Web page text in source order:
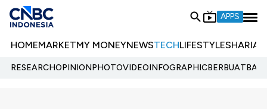
APPS
HOMEMARKETMY MONEYNEWSTECHLIFESTYLESHARIA
RESEARCHOPINIONPHOTOVIDEOINFOGRAPHIC